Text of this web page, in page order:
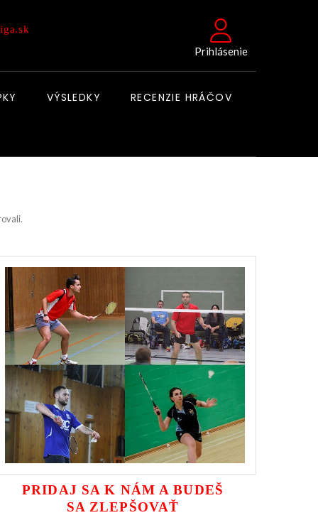
Prihlásenie
VÝSLEDKY RECENZIE HRÁČOV
PRIDAJ SA K NÁM A BUDEŠ
SA ZLEPŠOVAŤ